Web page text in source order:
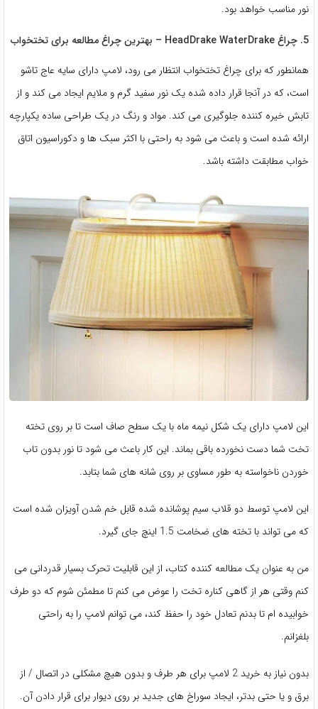
نور مناسب خواهد بود.
5. چراغ HeadDrake WaterDrake – بهترین چراغ مطالعه برای تختخواب
همانطور که برای چراغ تختخواب انتظار می رود، لامپ دارای سایه عاج تاشو
است، که در آنجا قرار داده شده یک نور سفید گرم و ملایم ایجاد می کند و از
تابش خیره کننده جلوگیری می کند. مواد و رنگ در یک طراحی ساده یکپارچه
ارائه شده است و باعث می شود به راحتی با اکثر سبک ها و دکوراسیون اتاق
خواب مطابقت داشته باشد.
این لامپ دارای یک شکل نیمه ماه با یک سطح صاف است تا بر روی تخته
تخت شما دست نخورده باقی بماند. این کار باعث می شود تا نور بدون تاب
خوردن ناخواسته به طور مساوی بر روی شانه های شما بتابد.
این لامپ توسط دو قلاب سیم پوشانده شده قابل خم شدن آویزان شده است
که می تواند با تخته های ضخامت 1.5 اینچ جای گیرد.
من به عنوان یک مطالعه کننده کتاب، از این قابلیت تحرک بسیار قدردانی می
کنم وقتی هر از گاهی کناره تخت را عوض می کنم تا مطمئن شوم که دو طرف
خوابیده ام تا بدنم تعادل خود را حفظ کند، می توانم لامپ را به راحتی
بلغزانم.
بدون نیاز به خرید 2 لامپ برای هر طرف و بدون هیچ مشکلی در اتصال / از
برق و یا حتی بدتر، ایجاد سوراخ های جدید بر روی دیوار برای قرار دادن آن.